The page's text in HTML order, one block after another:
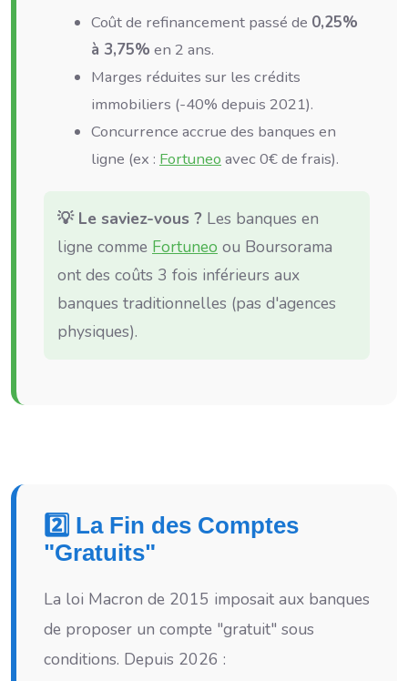
Coût de refinancement passé de 0,25%
à 3,75% en 2 ans.
Marges réduites sur les crédits
immobiliers (-40% depuis 2021).
Concurrence accrue des banques en
ligne (ex : Fortuneo avec 0€ de frais).
💡 Le saviez-vous ? Les banques en
ligne comme Fortuneo ou Boursorama
ont des coûts 3 fois inférieurs aux
banques traditionnelles (pas d'agences
physiques).
2️⃣ La Fin des Comptes
"Gratuits"
La loi Macron de 2015 imposait aux banques
de proposer un compte "gratuit" sous
conditions. Depuis 2026 :